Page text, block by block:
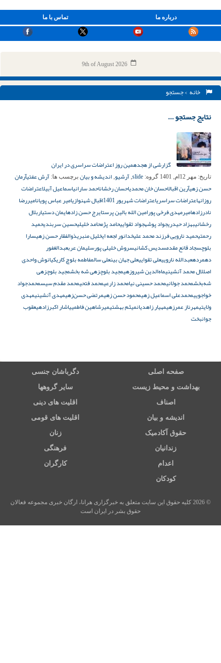
تماس با ما درباره ما
9th of August 2026
خانه > جستجو
نتایج جستجو ...
گزارشی از هجدهمین روز اعتراضات سراسری در ایران
تاریخ: مهر 12ام, 1401 گروه: slide
, آرشیو, اندیشه و بیان برچسب ها: آرش عفتیآرمان
حسن‌ زهیآرین اقبالاحسان خان محمدیاحسان رخشاناحمد سارانیاسماعیل آبیلاعتراضات
روزانهاعتراضات سراسریاعتراضات شهریور 1401 اقبال شهنوازیامیر عباس پویانامیررضا
نادرزادهامیرمهدی فرخی پورامین الله بالین پرستایرج حسن زادهایمان دستیاربلال
رخشانیبهزاد حیدریجواد پوشهجواد تقواییحامد پژمحامد خلیلیحسین سربندیحمید
رحمتیحمید نارویی فرزند محمد علیخدانور لجعه ایخلیل منبریذوالفقار حسن‌ زهیسارا
بلوچسجاد قانع مقدمسدیس کشانیسروش خلیلی پورسلیمان عربعبدالغفور
دهمردهعبدالله ناروییعلی تقواییعلی جهان بینعلی سالمفاطمه بلوچ کاریکیانوش واحدی
اصللال محمد آنشینیماه‌الدین شیروزهیمجید بلوچزهی شه‌ بخشمجید بلوچزهی
شه‌بخشمحمد جولانیمحمد حسینی نیامحمد زارعیمحمد فتحیمحمد مقدم سیسمحمدجواد
خواجوییمحمدعلی اسماعیل‌ زهیمحمود حسن‌‌ زهیمرتضی حسن‌زهیمهدی آنشینیمهدی
ولایتیمهرناز عمرزهیمهیار زاهدیانمیثم بهشتیمیرشاهین فاطمییاشار اکبرزادهیعقوب
جوانبخت
صفحه اصلی دگرباشان جنسی
بهداشت و محیط زیست سایر گروهها
اصناف اقلیت های دینی
اندیشه و بیان اقلیت های قومی
حقوق آکادمیک زنان
زندانیان فرهنگی
اعدام کارگران
کودکان
© 2026 کلیه حقوق این سایت متعلق به خبرگزاری هرانا، ارگان خبری مجموعه فعالان
حقوق بشر در ایران است